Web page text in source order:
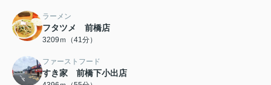
ラーメン
フタツメ 前橋店
3209ｍ（41分）
ファーストフード
すき家 前橋下小出店